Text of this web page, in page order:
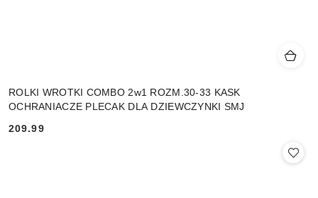
ROLKI WROTKI COMBO 2w1 ROZM.30-33 KASK
OCHRANIACZE PLECAK DLA DZIEWCZYNKI SMJ
Cena:
209.99